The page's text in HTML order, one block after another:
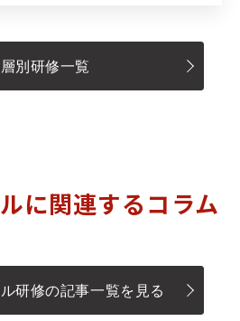
別研修一覧
に関連するコラム
研修の記事一覧を見る